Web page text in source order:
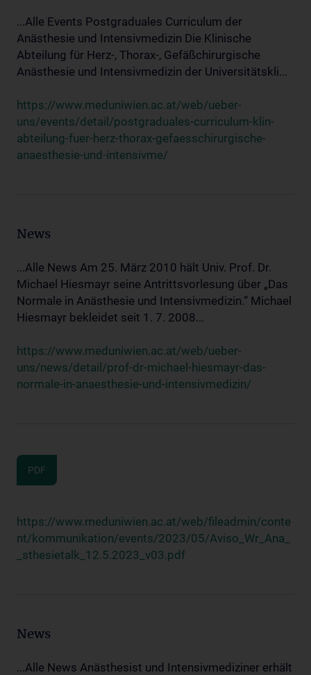
...Alle Events Postgraduales Curriculum der
Anästhesie und Intensivmedizin Die Klinische
Abteilung für Herz-, Thorax-, Gefäßchirurgische
Anästhesie und Intensivmedizin der Universitätskli...
https://www.meduniwien.ac.at/web/ueber-
uns/events/detail/postgraduales-curriculum-klin-
abteilung-fuer-herz-thorax-gefaesschirurgische-
anaesthesie-und-intensivme/
News
...Alle News Am 25. März 2010 hält Univ. Prof. Dr.
Michael Hiesmayr seine Antrittsvorlesung über „Das
Normale in Anästhesie und Intensivmedizin.“ Michael
Hiesmayr bekleidet seit 1. 7. 2008...
https://www.meduniwien.ac.at/web/ueber-
uns/news/detail/prof-dr-michael-hiesmayr-das-
normale-in-anaesthesie-und-intensivmedizin/
PDF
https://www.meduniwien.ac.at/web/fileadmin/conte
nt/kommunikation/events/2023/05/Aviso_Wr_Ana_
_sthesietalk_12.5.2023_v03.pdf
News
...Alle News Anästhesist und Intensivmediziner erhält